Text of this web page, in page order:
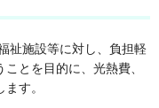
祉施設等に対し、負担軽
とを目的に、光熱費、
す。